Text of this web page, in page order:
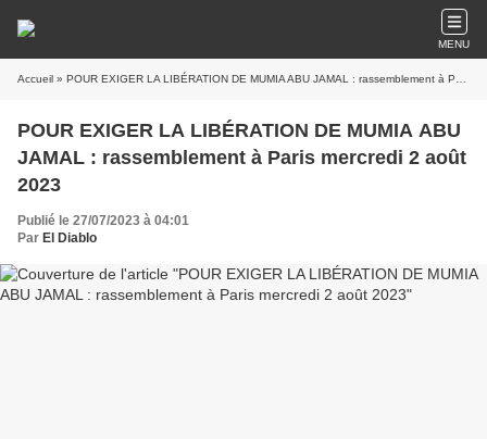
MENU
Accueil » POUR EXIGER LA LIBÉRATION DE MUMIA ABU JAMAL : rassemblement à Paris mercredi 2 août 2023
POUR EXIGER LA LIBÉRATION DE MUMIA ABU
JAMAL : rassemblement à Paris mercredi 2 août
2023
Publié le 27/07/2023 à 04:01
Par El Diablo